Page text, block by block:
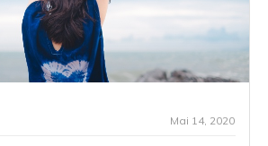
Mai 14, 2020